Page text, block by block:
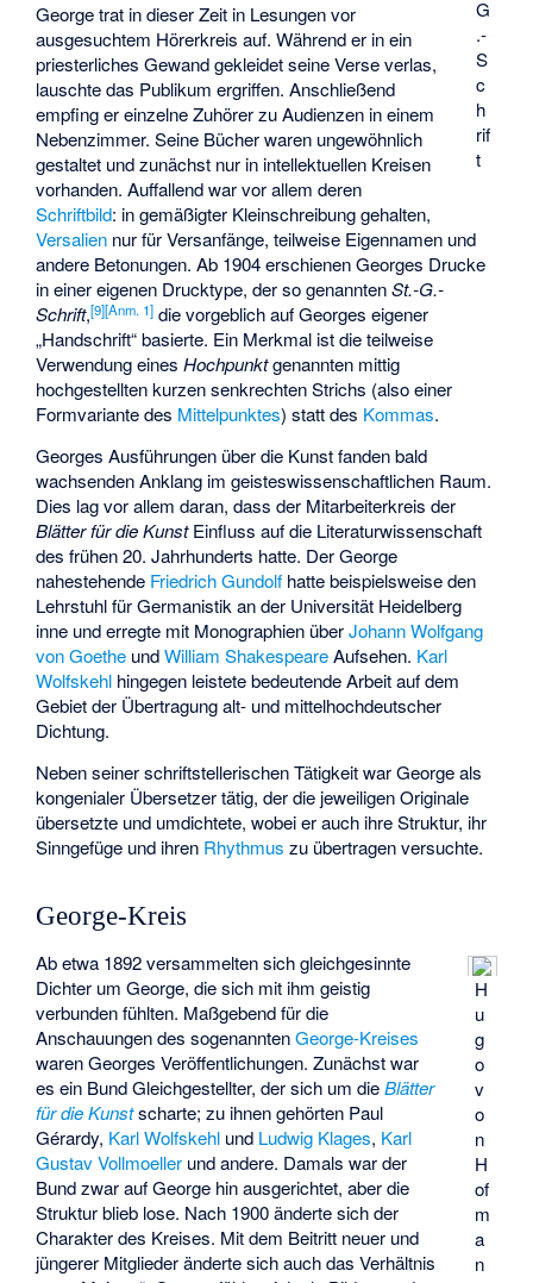
G
.-
S
c
h
rif
t
George trat in dieser Zeit in Lesungen vor
ausgesuchtem Hörerkreis auf. Während er in ein
priesterliches Gewand gekleidet seine Verse verlas,
lauschte das Publikum ergriffen. Anschließend
empfing er einzelne Zuhörer zu Audienzen in einem
Nebenzimmer. Seine Bücher waren ungewöhnlich
gestaltet und zunächst nur in intellektuellen Kreisen
vorhanden. Auffallend war vor allem deren
Schriftbild: in gemäßigter Kleinschreibung gehalten,
Versalien nur für Versanfänge, teilweise Eigennamen und
andere Betonungen. Ab 1904 erschienen Georges Drucke
in einer eigenen Drucktype, der so genanntenSt.-G.-
Schrift,[9][Anm. 1] die vorgeblich auf Georges eigener
„Handschrift“ basierte. Ein Merkmal ist die teilweise
Verwendung einesHochpunktgenannten mittig
hochgestellten kurzen senkrechten Strichs (also einer
Formvariante des Mittelpunktes) statt des Kommas.
Georges Ausführungen über die Kunst fanden bald
wachsenden Anklang im geisteswissenschaftlichen Raum.
Dies lag vor allem daran, dass der Mitarbeiterkreis der
Blätter für die KunstEinfluss auf die Literaturwissenschaft
des frühen 20. Jahrhunderts hatte. Der George
nahestehende Friedrich Gundolf hatte beispielsweise den
Lehrstuhl für Germanistik an der Universität Heidelberg
inne und erregte mit Monographien überJohann Wolfgang
von Goethe undWilliam ShakespeareAufsehen. Karl
Wolfskehl hingegen leistete bedeutende Arbeit auf dem
Gebiet der Übertragung alt- und mittelhochdeutscher
Dichtung.
Neben seiner schriftstellerischen Tätigkeit war George als
kongenialer Übersetzer tätig, der die jeweiligen Originale
übersetzte und umdichtete, wobei er auch ihre Struktur, ihr
Sinngefüge und ihren Rhythmus zu übertragen versuchte.
George-Kreis
H
u
g
o
v
o
n
H
of
m
a
n
Ab etwa 1892 versammelten sich gleichgesinnte
Dichter um George, die sich mit ihm geistig
verbunden fühlten. Maßgebend für die
Anschauungen des sogenanntenGeorge-Kreises
waren Georges Veröffentlichungen. Zunächst war
es ein Bund Gleichgestellter, der sich um dieBlätter
für die Kunstscharte; zu ihnen gehörten Paul
Gérardy, Karl Wolfskehl und Ludwig Klages, Karl
Gustav Vollmoeller und andere. Damals war der
Bund zwar auf George hin ausgerichtet, aber die
Struktur blieb lose. Nach 1900 änderte sich der
Charakter des Kreises. Mit dem Beitritt neuer und
jüngerer Mitglieder änderte sich auch das Verhältnis